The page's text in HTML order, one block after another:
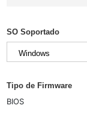
SO Soportado
Tipo de Firmware
BIOS